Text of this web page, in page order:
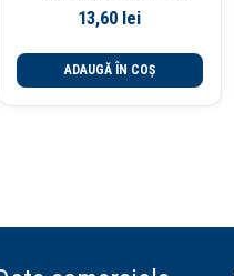
ALBASTRU NUSIGN CORP
13,60 lei
ADAUGĂ ÎN COȘ